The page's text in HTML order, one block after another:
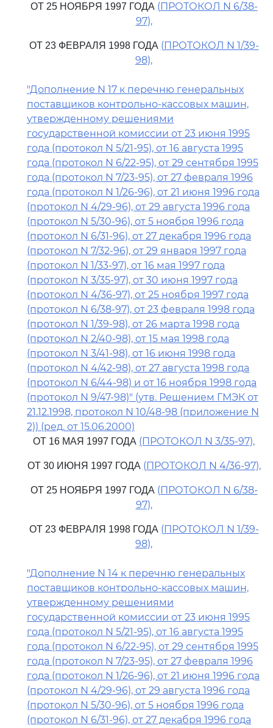
ОТ 25 НОЯБРЯ 1997 ГОДА (ПРОТОКОЛ N 6/38-
97),
ОТ 23 ФЕВРАЛЯ 1998 ГОДА (ПРОТОКОЛ N 1/39-
98),
"Дополнение N 17 к перечню генеральных
поставщиков контрольно-кассовых машин,
утвержденному решениями
государственной комиссии от 23 июня 1995
года (протокол N 5/21-95), от 16 августа 1995
года (протокол N 6/22-95), от 29 сентября 1995
года (протокол N 7/23-95), от 27 февраля 1996
года (протокол N 1/26-96), от 21 июня 1996 года
(протокол N 4/29-96), от 29 августа 1996 года
(протокол N 5/30-96), от 5 ноября 1996 года
(протокол N 6/31-96), от 27 декабря 1996 года
(протокол N 7/32-96), от 29 января 1997 года
(протокол N 1/33-97), от 16 мая 1997 года
(протокол N 3/35-97), от 30 июня 1997 года
(протокол N 4/36-97), от 25 ноября 1997 года
(протокол N 6/38-97), от 23 февраля 1998 года
(протокол N 1/39-98), от 26 марта 1998 года
(протокол N 2/40-98), от 15 мая 1998 года
(протокол N 3/41-98), от 16 июня 1998 года
(протокол N 4/42-98), от 27 августа 1998 года
(протокол N 6/44-98) и от 16 ноября 1998 года
(протокол N 9/47-98)" (утв. Решением ГМЭК от
21.12.1998, протокол N 10/48-98 (приложение N
2)) (ред. от 15.06.2000)
ОТ 16 МАЯ 1997 ГОДА (ПРОТОКОЛ N 3/35-97),
ОТ 30 ИЮНЯ 1997 ГОДА (ПРОТОКОЛ N 4/36-97),
ОТ 25 НОЯБРЯ 1997 ГОДА (ПРОТОКОЛ N 6/38-
97),
ОТ 23 ФЕВРАЛЯ 1998 ГОДА (ПРОТОКОЛ N 1/39-
98),
"Дополнение N 14 к перечню генеральных
поставщиков контрольно-кассовых машин,
утвержденному решениями
государственной комиссии от 23 июня 1995
года (протокол N 5/21-95), от 16 августа 1995
года (протокол N 6/22-95), от 29 сентября 1995
года (протокол N 7/23-95), от 27 февраля 1996
года (протокол N 1/26-96), от 21 июня 1996 года
(протокол N 4/29-96), от 29 августа 1996 года
(протокол N 5/30-96), от 5 ноября 1996 года
(протокол N 6/31-96), от 27 декабря 1996 года